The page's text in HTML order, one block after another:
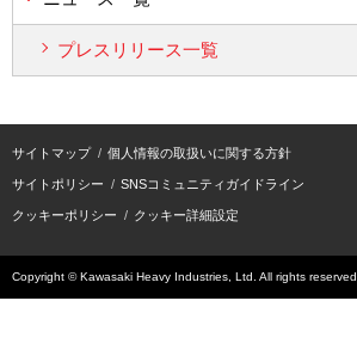
プレスリリース一覧
サイトマップ 個人情報の取扱いに関する方針
サイトポリシー SNSコミュニティガイドライン
クッキーポリシー クッキー詳細設定
Copyright © Kawasaki Heavy Industries, Ltd. All rights reserved.